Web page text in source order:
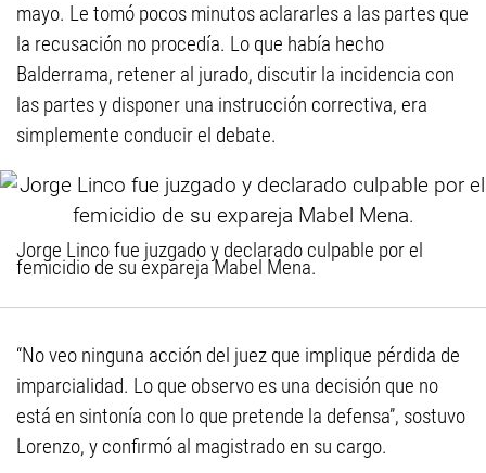
mayo. Le tomó pocos minutos aclararles a las partes que
la recusación no procedía. Lo que había hecho
Balderrama, retener al jurado, discutir la incidencia con
las partes y disponer una instrucción correctiva, era
simplemente conducir el debate.
Jorge Linco fue juzgado y declarado culpable por el
femicidio de su expareja Mabel Mena.
“No veo ninguna acción del juez que implique pérdida de
imparcialidad. Lo que observo es una decisión que no
está en sintonía con lo que pretende la defensa”, sostuvo
Lorenzo, y confirmó al magistrado en su cargo.